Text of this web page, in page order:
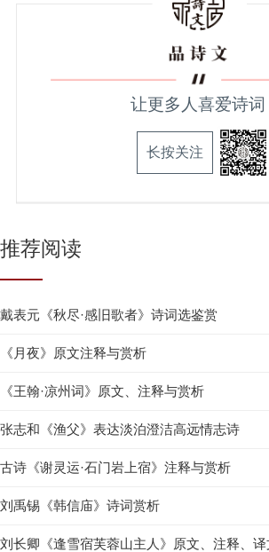
让更多人喜爱诗词
长按关注
推荐阅读
戴表元《秋尽·感旧歌者》诗词选鉴赏
《月夜》原文注释与赏析
《王翰·凉州词》原文、注释与赏析
张志和《渔父》表达淡泊澄洁高远情志诗
古诗《谢灵运·石门岩上宿》注释与赏析
刘禹锡《韩信庙》诗词赏析
刘长卿《逢雪宿芙蓉山主人》原文、注释、